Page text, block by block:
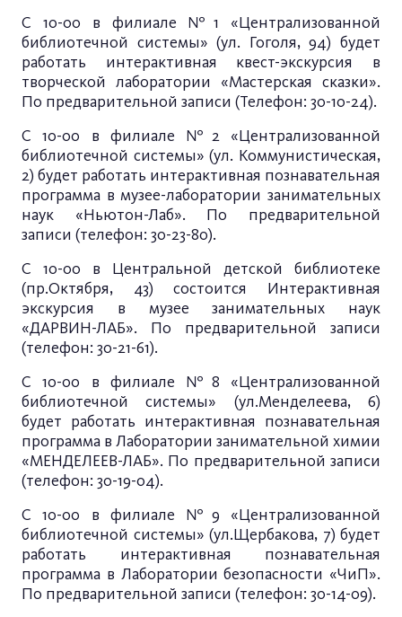
С 10-00 в филиале №1 «Централизованной
библиотечной системы» (ул. Гоголя, 94) будет
работать интерактивная квест-экскурсия в
творческой лаборатории «Мастерская сказки».
По предварительной записи (Телефон: 30-10-24).
С 10-00 в филиале №2 «Централизованной
библиотечной системы» (ул. Коммунистическая,
2) будет работать интерактивная познавательная
программа в музее-лаборатории занимательных
наук «Ньютон-Лаб». По предварительной
записи (телефон: 30-23-80).
С 10-00 в Центральной детской библиотеке
(пр.Октября, 43) состоится Интерактивная
экскурсия в музее занимательных наук
«ДАРВИН-ЛАБ». По предварительной записи
(телефон: 30-21-61).
С 10-00 в филиале №8 «Централизованной
библиотечной системы» (ул.Менделеева, 6)
будет работать интерактивная познавательная
программа в Лаборатории занимательной химии
«МЕНДЕЛЕЕВ-ЛАБ». По предварительной записи
(телефон: 30-19-04).
С 10-00 в филиале №9 «Централизованной
библиотечной системы» (ул.Щербакова, 7) будет
работать интерактивная познавательная
программа в Лаборатории безопасности «ЧиП».
По предварительной записи (телефон: 30-14-09).